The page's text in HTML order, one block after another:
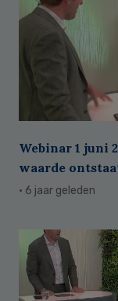
Webinar 1 juni
waarde
· 6 jaar geleden